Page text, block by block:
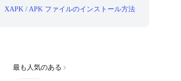
XAPK / APK ファイルのインストール方法
最も人気のある